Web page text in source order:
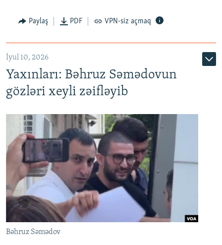
Paylaş PDF VPN-siz açmaq
İyul 10, 2026
Yaxınları: Bəhruz Səmədovun
gözləri xeyli zəifləyib
Bəhruz Səmədov